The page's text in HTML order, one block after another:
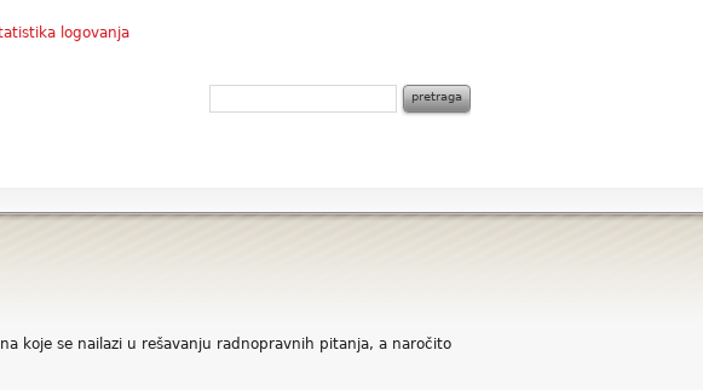
koje se nailazi u rešavanju radnopravnih pitanja, a naročito